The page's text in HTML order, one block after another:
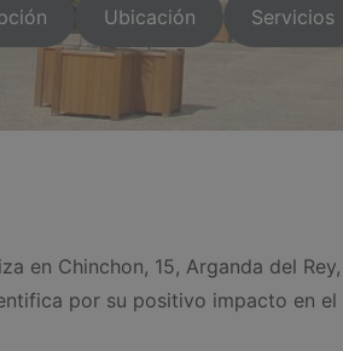
Ubicación Servicios
en Chinchon, 15, Arganda del
por su positivo impacto en el